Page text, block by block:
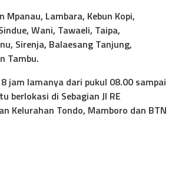
Lambara, Kebun Kopi,
Wani, Tawaeli, Taipa,
Sirenja, Balaesang Tanjung,
Tambu.
jam lamanya dari pukul 08.00 sampai
berlokasi di Sebagian Jl RE
Kelurahan Tondo, Mamboro dan BTN